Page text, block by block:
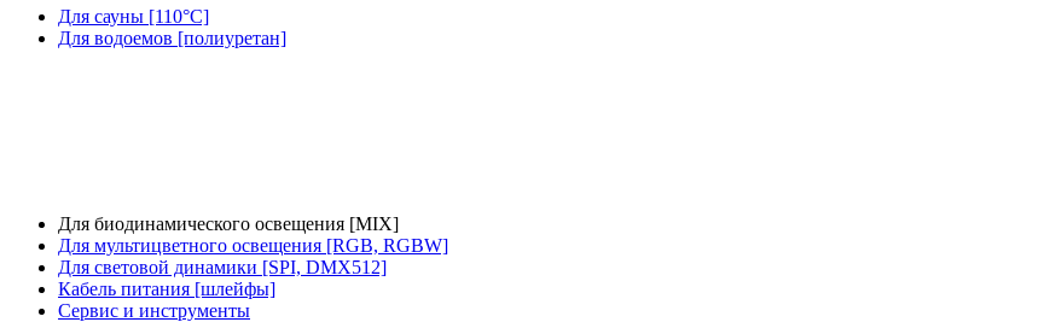
Для сауны [110°C]
Для водоемов [полиуретан]
Для биодинамического освещения [MIX]
Для мультицветного освещения [RGB, RGBW]
Для световой динамики [SPI, DMX512]
Кабель питания [шлейфы]
Сервис и инструменты